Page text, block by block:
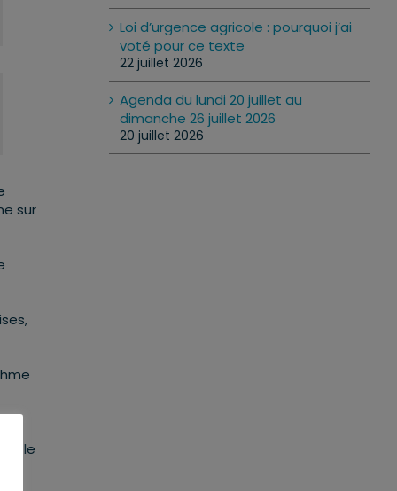
sur
et le
Loi d’urgence agricole : pourquoi j’ai
voté pour ce texte
22 juillet 2026
Agenda du lundi 20 juillet au
dimanche 26 juillet 2026
20 juillet 2026